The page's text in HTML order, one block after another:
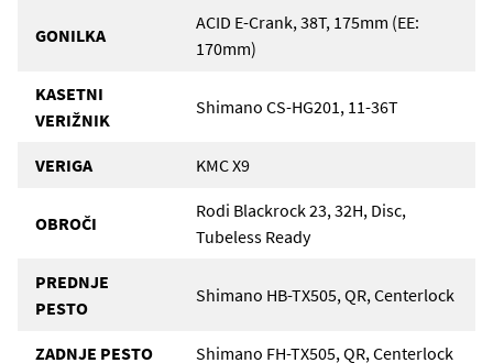
GONILKA
ACID E-Crank, 38T, 175mm (EE:
170mm)
KASETNI
VERIŽNIK
Shimano CS-HG201, 11-36T
VERIGA KMC X9
OBROČI
Rodi Blackrock 23, 32H, Disc,
Tubeless Ready
PREDNJE
PESTO
Shimano HB-TX505, QR, Centerlock
ZADNJE PESTO Shimano FH-TX505, QR, Centerlock